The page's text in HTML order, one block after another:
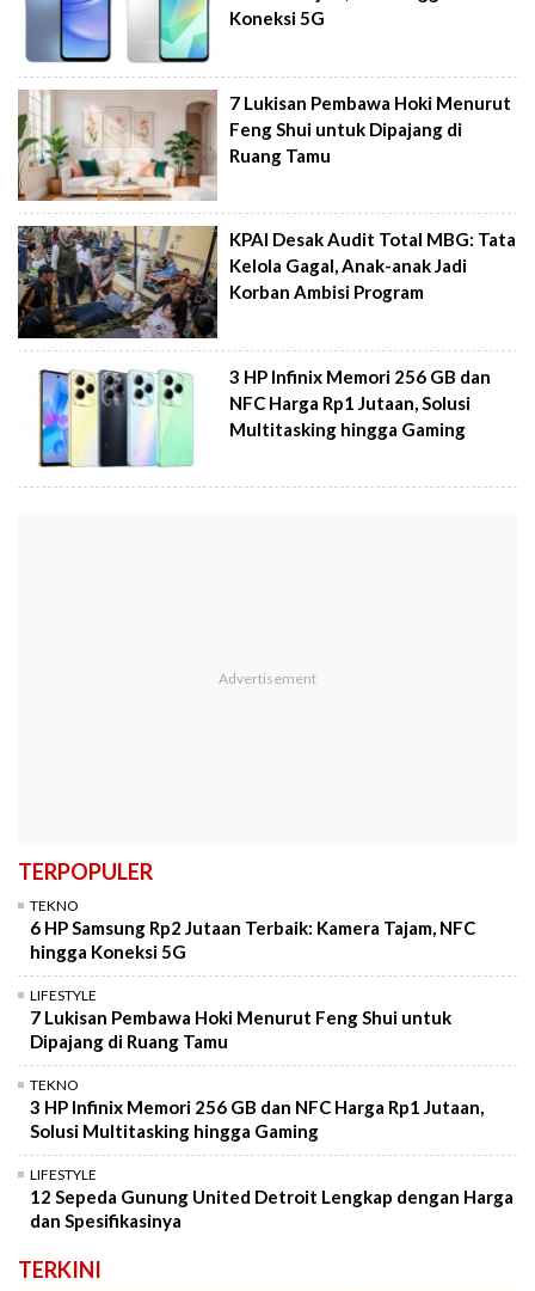
Koneksi 5G
7 Lukisan Pembawa Hoki Menurut
Feng Shui untuk Dipajang di
Ruang Tamu
KPAI Desak Audit Total MBG: Tata
Kelola Gagal, Anak-anak Jadi
Korban Ambisi Program
3 HP Infinix Memori 256 GB dan
NFC Harga Rp1 Jutaan, Solusi
Multitasking hingga Gaming
TERPOPULER
TEKNO
6 HP Samsung Rp2 Jutaan Terbaik: Kamera Tajam, NFC
hingga Koneksi 5G
LIFESTYLE
7 Lukisan Pembawa Hoki Menurut Feng Shui untuk
Dipajang di Ruang Tamu
TEKNO
3 HP Infinix Memori 256 GB dan NFC Harga Rp1 Jutaan,
Solusi Multitasking hingga Gaming
LIFESTYLE
12 Sepeda Gunung United Detroit Lengkap dengan Harga
dan Spesifikasinya
TERKINI